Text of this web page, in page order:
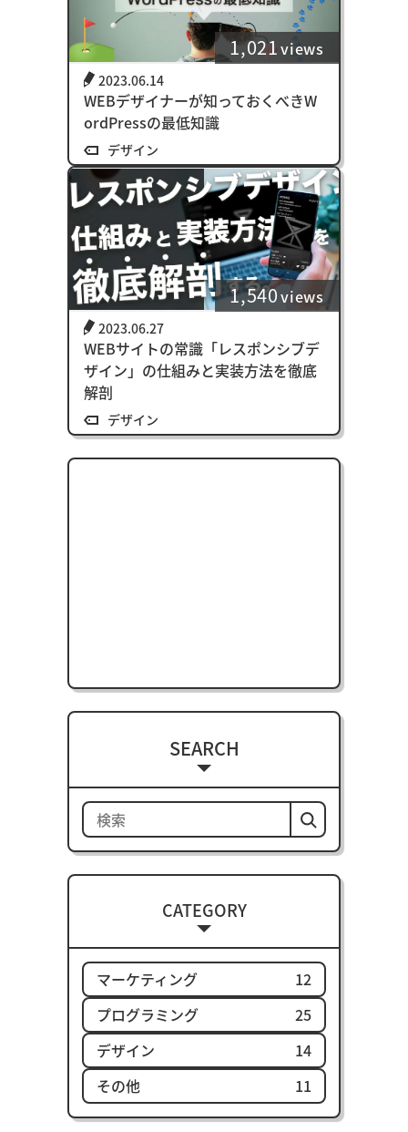
1,021views
2023.06.14
WEBデザイナーが知っておくべきW
ordPressの最低知識
デザイン
1,540views
2023.06.27
WEBサイトの常識「レスポンシブデ
ザイン」の仕組みと実装方法を徹底
解剖
デザイン
SEARCH
CATEGORY
マーケティング
12
プログラミング
25
デザイン
14
その他
11